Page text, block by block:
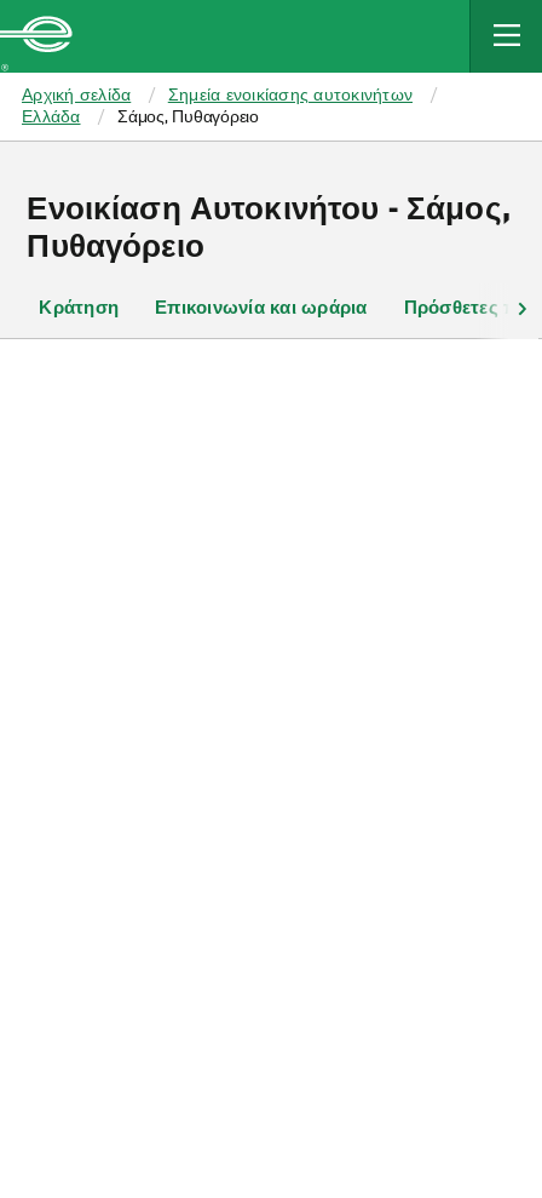
MAIN
CONTENT
Enterprise
Αρχική σελίδα
Σημεία ενοικίασης αυτοκινήτων
Ελλάδα
Σάμος, Πυθαγόρειο
Ενοικίαση Αυτοκινήτου - Σάμος,
Πυθαγόρειο
Κράτηση Επικοινωνία και ωράρια Πρόσθετες